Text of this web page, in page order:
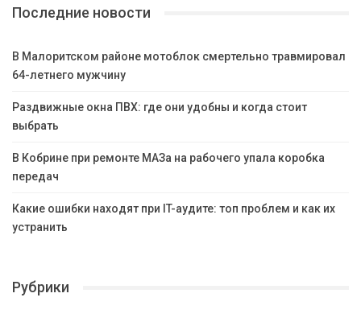
Последние новости
В Малоритском районе мотоблок смертельно травмировал
64-летнего мужчину
Раздвижные окна ПВХ: где они удобны и когда стоит
выбрать
В Кобрине при ремонте МАЗа на рабочего упала коробка
передач
Какие ошибки находят при IT-аудите: топ проблем и как их
устранить
Рубрики